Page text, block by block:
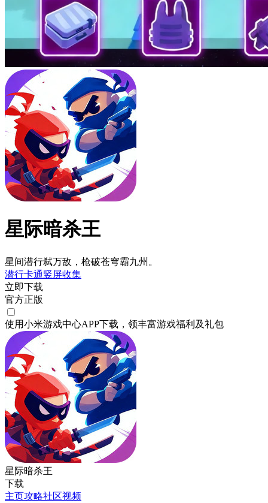
星际暗杀王
星间潜行弑万敌，枪破苍穹霸九州。
潜行卡通竖屏收集
立即下载
官方正版
使用小米游戏中心APP下载 ，领丰富游戏福利 及礼包
星际暗杀王
下载
主页攻略社区视频